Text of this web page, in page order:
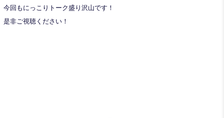
今回もにっこりトーク盛り沢山です！
是非ご視聴ください！